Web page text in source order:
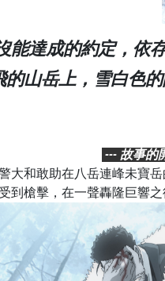
能達成的約定，依
的山岳上，雪白色
--- 故事的
大和敢助在八岳連峰未寶
到槍擊，在一聲轟隆巨響